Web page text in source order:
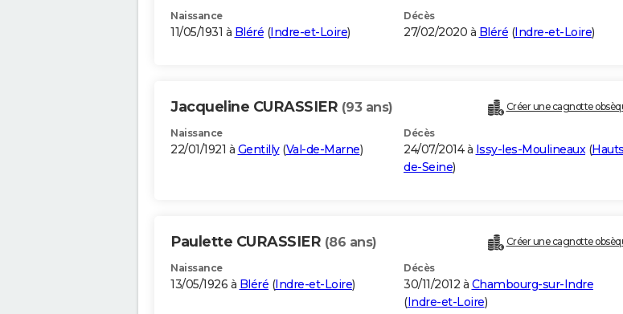
Naissance
11/05/1931 à Bléré (Indre-et-Loire)
Décès
27/02/2020 à Bléré (Indre-et-Loire)
Jacqueline CURASSIER (93 ans) Créer une cagnotte
Naissance
22/01/1921 à Gentilly(Val-de-Marne)
Décès
24/07/2014 à Issy-les-Moulineaux(
de-Seine)
Paulette CURASSIER (86 ans) Créer une cagnotte
Naissance
13/05/1926 à Bléré (Indre-et-Loire)
Décès
30/11/2012 à Chambourg-sur-Indre
(Indre-et-Loire)